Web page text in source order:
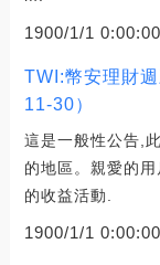
1900/1/1 0:00:00
TWI:幣安理財
11-30）
這是一般性公告,
的地區。親愛的
的收益活動.
1900/1/1 0:00:00